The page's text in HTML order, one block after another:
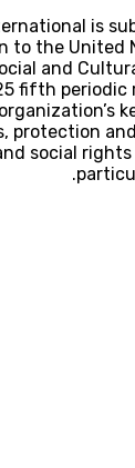
is
to the United
and
fifth periodic
protection
social